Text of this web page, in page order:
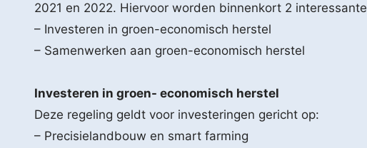
2021 en 2022. Hiervoor worden binnenkort 2
– Investeren in groen-economisch herstel
– Samenwerken aan groen-economisch herstel
Investeren in groen- economisch herstel
Deze regeling geldt voor investeringen gericht op:
– Precisielandbouw en smart farming